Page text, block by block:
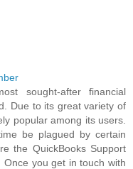
sought-after financial
Due to its great variety of
popular among its users.
be plagued by certain
the QuickBooks Support
Once you get in touch with